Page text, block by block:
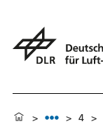
> > 4 >